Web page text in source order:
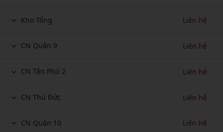
Kho Tổng Liên hệ
CN Quận 9 Liên hệ
CN Tân Phú 2 Liên hệ
CN Thủ Đức Liên hệ
CN Quận 10 Liên hệ